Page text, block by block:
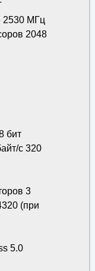
2530 МГц
2048
бит
с 320
3
(при
5.0